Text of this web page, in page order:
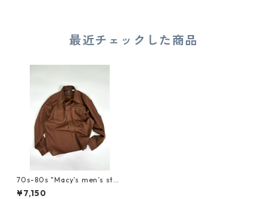
最近チェックした商品
70s-80s "Macy’s men’s stor
e" L/S SHIRT
¥7,150